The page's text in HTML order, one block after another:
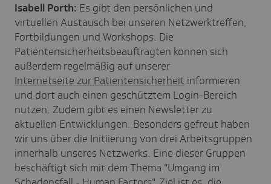
Isabell Porth: Es gibt den persönlichen und
virtuellen Austausch bei unseren Netzwerktreffen,
Fortbildungen und Workshops. Die
Patientensicherheitsbeauftragten können sich
außerdem regelmäßig auf unserer
Internetseite zur Patientensicherheit informieren
und dort auch einen geschütztem Login-Bereich
nutzen. Zudem gibt es einen Newsletter zu
aktuellen Entwicklungen. Besonders gefreut haben
wir uns über die Initiierung von drei Arbeitsgruppen
innerhalb unseres Netzwerks. Eine dieser Gruppen
beschäftigt sich mit dem Thema "Umgang im